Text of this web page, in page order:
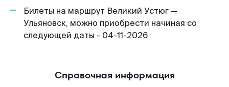
Билеты на маршрут Великий Устюг —
Ульяновск, можно приобрести начиная со
следующей даты - 04-11-2026
Справочная информация